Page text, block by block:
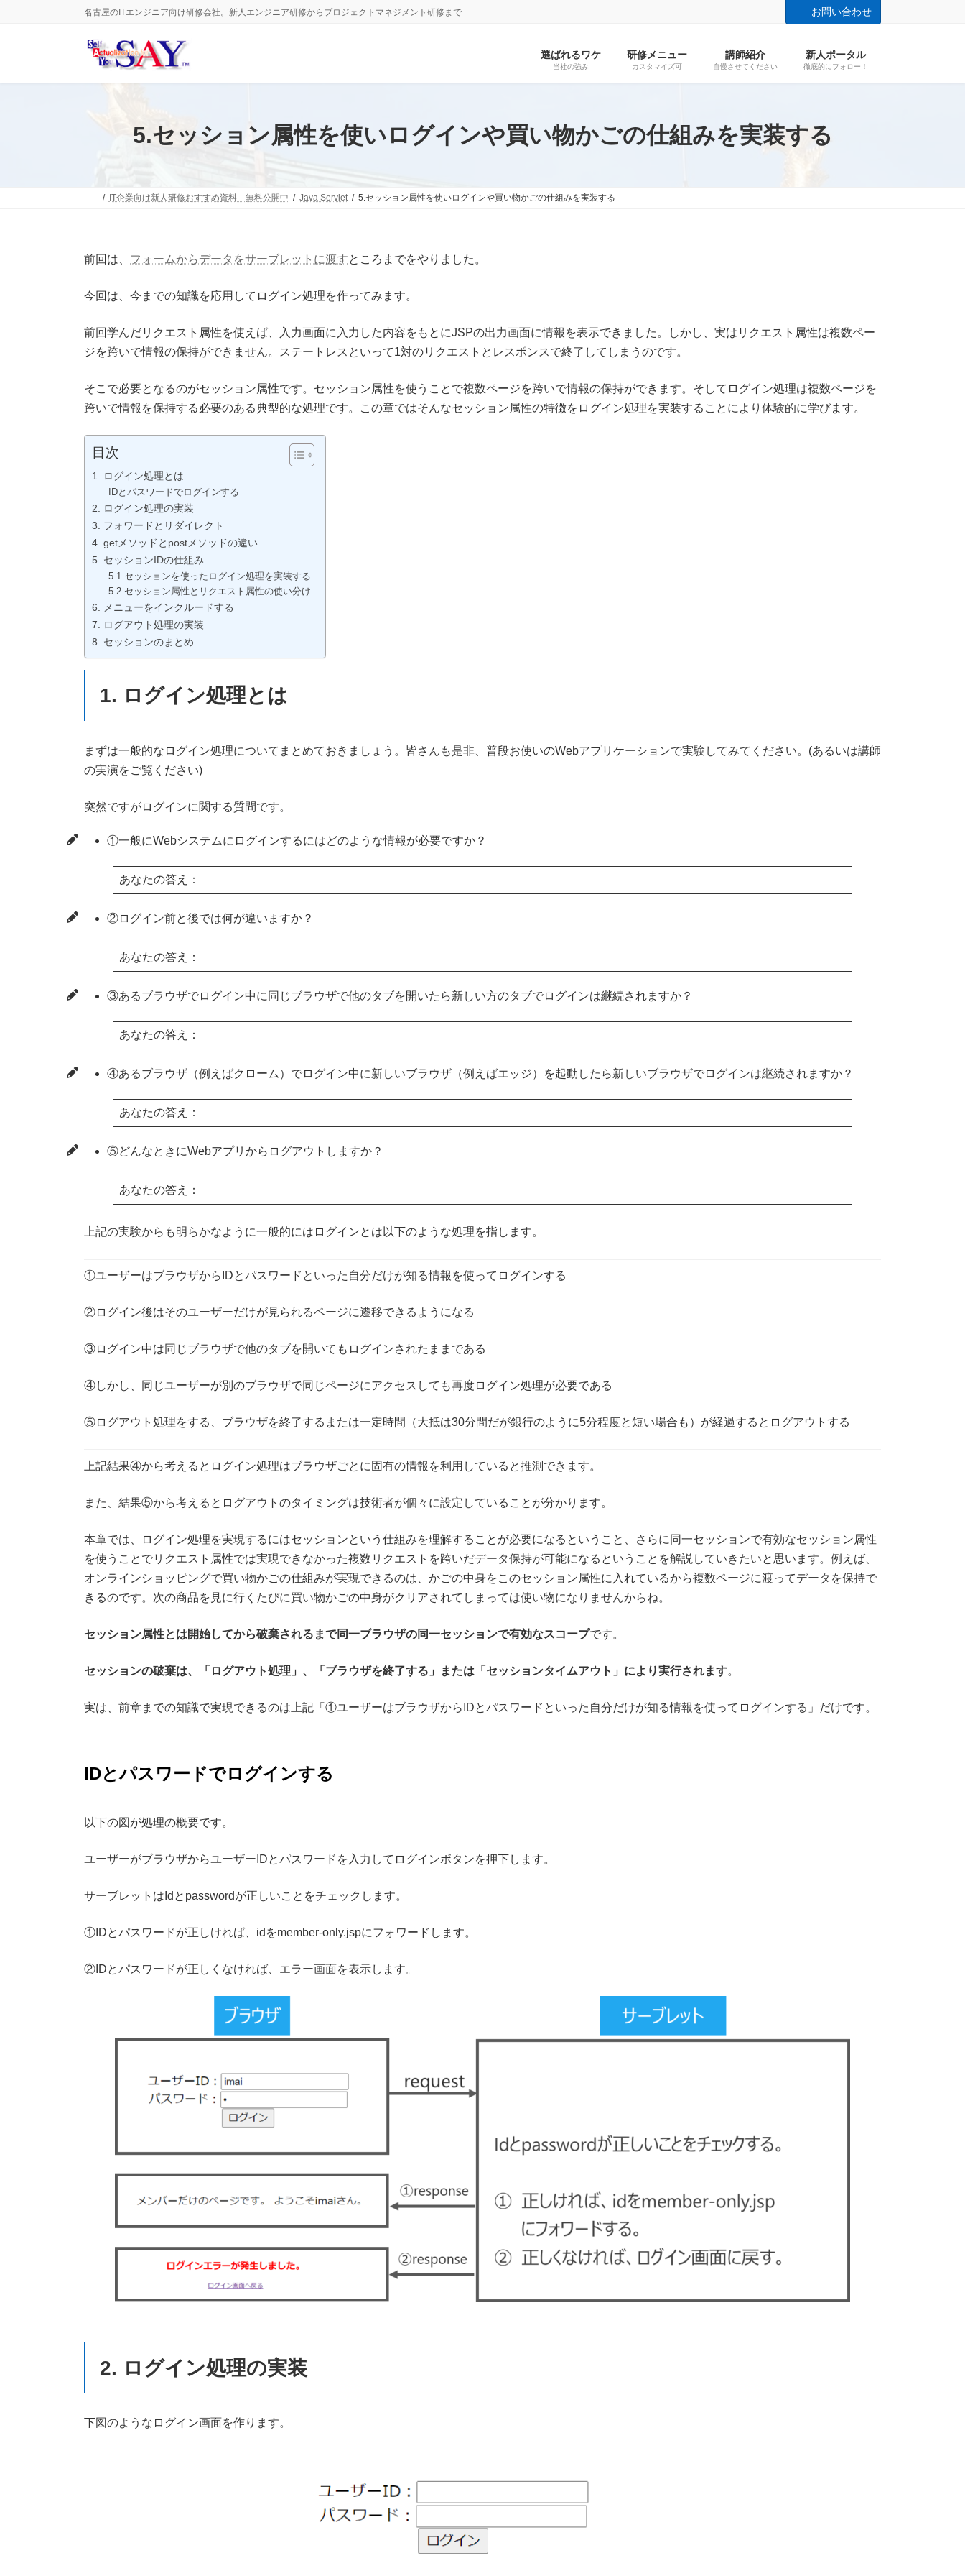
へ
ョ
名古屋のITエンジニア向け研修会社。新人エンジニア研修からプロジェクトマネジメント研修まで お問い合わせ
選ばれるワケ
当社の強み
研修メニュー
カスタマイズ可
講師紹介
自慢させてください
新人ポータル
徹底的にフォロー！
5.セッション属性を使いログインや買い物かごの仕組みを実装する
IT企業向け新人研修おすすめ資料 無料公開中 Java Servlet 5.セッション属性を使いログインや買い物かごの仕組みを実装する
前回は、 フォームからデータをサーブレットに渡すところまでをやりました。
今回は、今までの知識を応用してログイン処理を作ってみます。
前回学んだリクエスト属性を使えば、入力画面に入力した内容をもとにJSPの出力画面に情報を表示できました。しかし、実はリクエスト属性は複数ペー
ジを跨いで情報の保持ができません。ステートレスといって1対のリクエストとレスポンスで終了してしまうのです。
そこで必要となるのがセッション属性です。セッション属性を使うことで複数ページを跨いで情報の保持ができます。そしてログイン処理は複数ページを
跨いで情報を保持する必要のある典型的な処理です。この章ではそんなセッション属性の特徴をログイン処理を実装することにより体験的に学びます。
目次
1. ログイン処理とは
IDとパスワードでログインする
2. ログイン処理の実装
3. フォワードとリダイレクト
4. getメソッドとpostメソッドの違い
5. セッションIDの仕組み
5.1 セッションを使ったログイン処理を実装する
5.2 セッション属性とリクエスト属性の使い分け
6. メニューをインクルードする
7. ログアウト処理の実装
8. セッションのまとめ
1. ログイン処理とは
まずは一般的なログイン処理についてまとめておきましょう。皆さんも是非、普段お使いのWebアプリケーションで実験してみてください。(あるいは講師
の実演をご覧ください)
突然ですがログインに関する質問です。
①一般にWebシステムにログインするにはどのような情報が必要ですか？
あなたの答え：
②ログイン前と後では何が違いますか？
あなたの答え：
③あるブラウザでログイン中に同じブラウザで他のタブを開いたら新しい方のタブでログインは継続されますか？
あなたの答え：
④あるブラウザ（例えばクローム）でログイン中に新しいブラウザ（例えばエッジ）を起動したら新しいブラウザでログインは継続されますか？
あなたの答え：
⑤どんなときにWebアプリからログアウトしますか？
あなたの答え：
上記の実験からも明らかなように一般的にはログインとは以下のような処理を指します。
①ユーザーはブラウザからIDとパスワードといった自分だけが知る情報を使ってログインする
②ログイン後はそのユーザーだけが見られるページに遷移できるようになる
③ログイン中は同じブラウザで他のタブを開いてもログインされたままである
④しかし、同じユーザーが別のブラウザで同じページにアクセスしても再度ログイン処理が必要である
⑤ログアウト処理をする、ブラウザを終了するまたは一定時間（大抵は30分間だが銀行のように5分程度と短い場合も）が経過するとログアウトする
上記結果④から考えるとログイン処理はブラウザごとに固有の情報を利用していると推測できます。
また、結果⑤から考えるとログアウトのタイミングは技術者が個々に設定していることが分かります。
本章では、ログイン処理を実現するにはセッションという仕組みを理解することが必要になるということ、さらに同一セッションで有効なセッション属性
を使うことでリクエスト属性では実現できなかった複数リクエストを跨いだデータ保持が可能になるということを解説していきたいと思います。例えば、
オンラインショッピングで買い物かごの仕組みが実現できるのは、かごの中身をこのセッション属性に入れているから複数ページに渡ってデータを保持で
きるのです。次の商品を見に行くたびに買い物かごの中身がクリアされてしまっては使い物になりませんからね。
セッション属性とは開始してから破棄されるまで同一ブラウザの同一セッションで有効なスコープです。
セッションの破棄は、「ログアウト処理」、「ブラウザを終了する」または「セッションタイムアウト」により実行されます。
実は、前章までの知識で実現できるのは上記「①ユーザーはブラウザからIDとパスワードといった自分だけが知る情報を使ってログインする」だけです。
IDとパスワードでログインする
以下の図が処理の概要です。
ユーザーがブラウザからユーザーIDとパスワードを入力してログインボタンを押下します。
サーブレットはIdとpasswordが正しいことをチェックします。
①IDとパスワードが正しければ、idをmember-only.jspにフォワードします。
②IDとパスワードが正しくなければ、エラー画面を表示します。
2. ログイン処理の実装
下図のようなログイン画面を作ります。